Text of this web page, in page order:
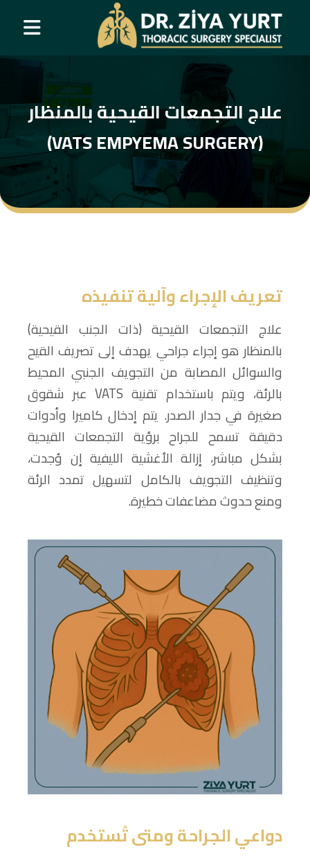
علاج التجمعات القيحية بالمنظار
(VATS EMPYEMA SURGERY)
تعريف الإجراء وآلية تنفيذه
علاج التجمعات القيحية (ذات الجنب القيحية)
بالمنظار هو إجراء جراحي يهدف إلى تصريف القيح
والسوائل المصابة من التجويف الجنبي المحيط
بالرئة، ويتم باستخدام تقنية VATS عبر شقوق
صغيرة في جدار الصدر. يتم إدخال كاميرا وأدوات
دقيقة تسمح للجراح برؤية التجمعات القيحية
بشكل مباشر، إزالة الأغشية الليفية إن وُجدت،
وتنظيف التجويف بالكامل لتسهيل تمدد الرئة
ومنع حدوث مضاعفات خطيرة.
دواعي الجراحة ومتى تُستخدم